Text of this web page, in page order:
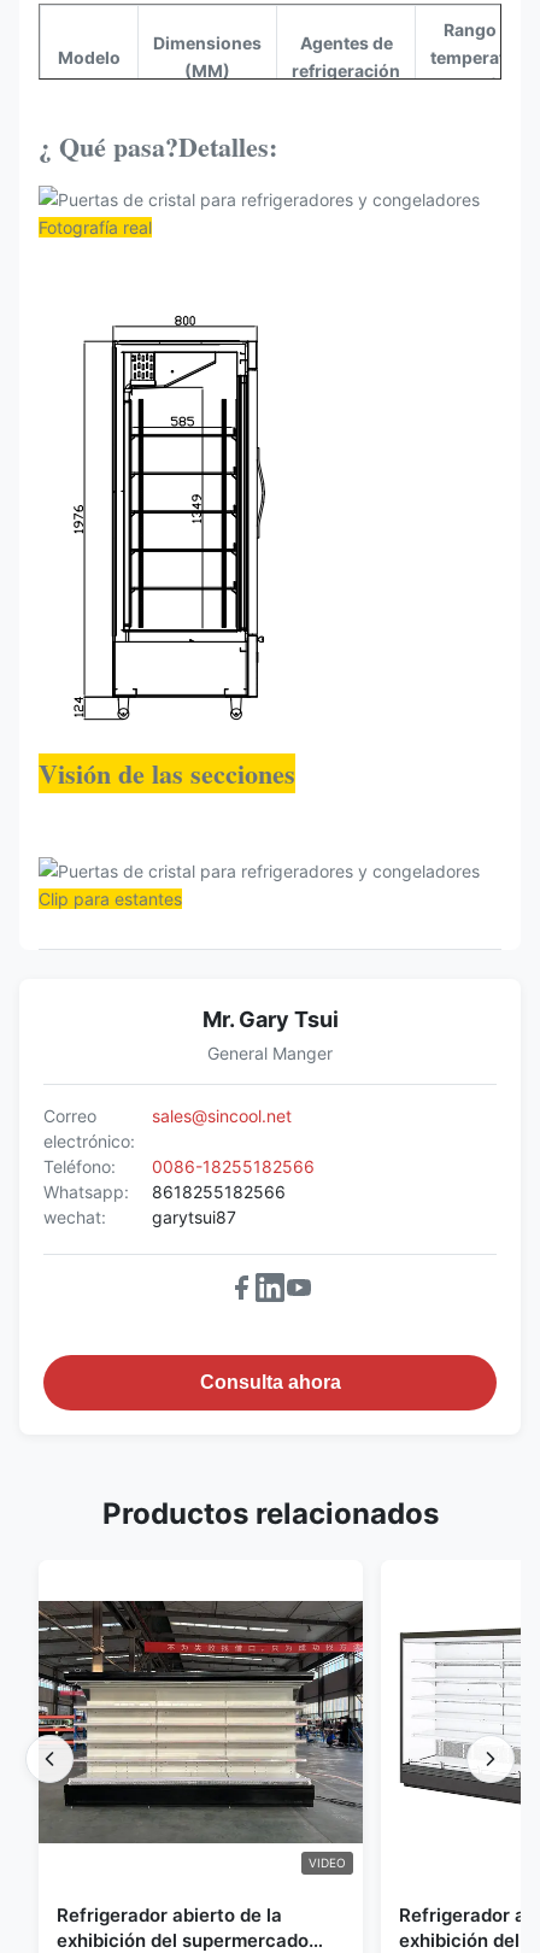
Modelo
Dimensiones
(MM)
Agentes de
refrigeración
Rango de
temperatura
(°C)
El
KBGDM-
81F
"x33.07"
x82.68" es el
tamaño de la
¿ Qué pasa?Detalles:
Fotografía real
Visión de las secciones
Clip para estantes
Mr. Gary Tsui
General Manger
Correo
electrónico:
sales@sincool.net
Teléfono:
0086-18255182566
Whatsapp:
8618255182566
wechat:
garytsui87
Consulta ahora
Productos relacionados
VIDEO
Refrigerador abierto de la
exhibición del supermercado
Refrigerador
exhibición del